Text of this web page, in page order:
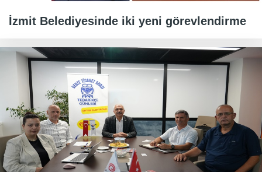
İzmit Belediyesinde iki yeni görevlendirme